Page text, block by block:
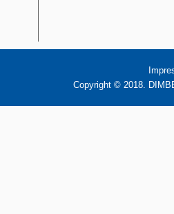
Copyright © 2018.